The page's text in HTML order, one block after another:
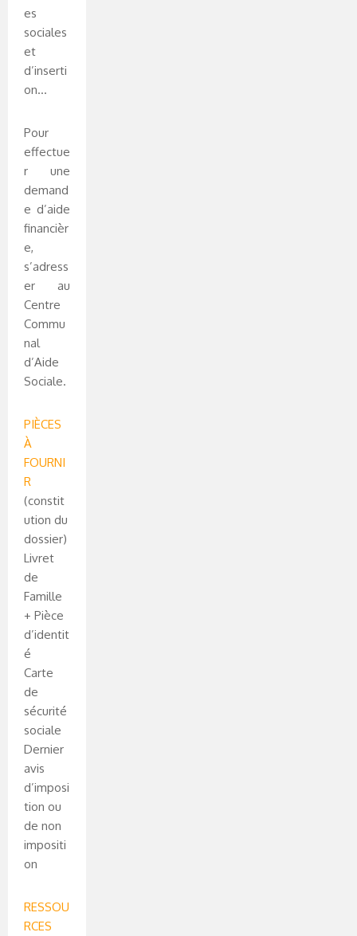
es
sociales
et
d’inserti
on…
Pour
effectue
r une
demand
e d’aide
financièr
e,
s’adress
er au
Centre
Commu
nal
d’Aide
Sociale.
PIÈCES
À
FOURNI
R
(constit
ution du
dossier)
Livret
de
Famille
+ Pièce
d’identit
é
Carte
de
sécurité
sociale
Dernier
avis
d’imposi
tion ou
de non
impositi
on
RESSOU
RCES